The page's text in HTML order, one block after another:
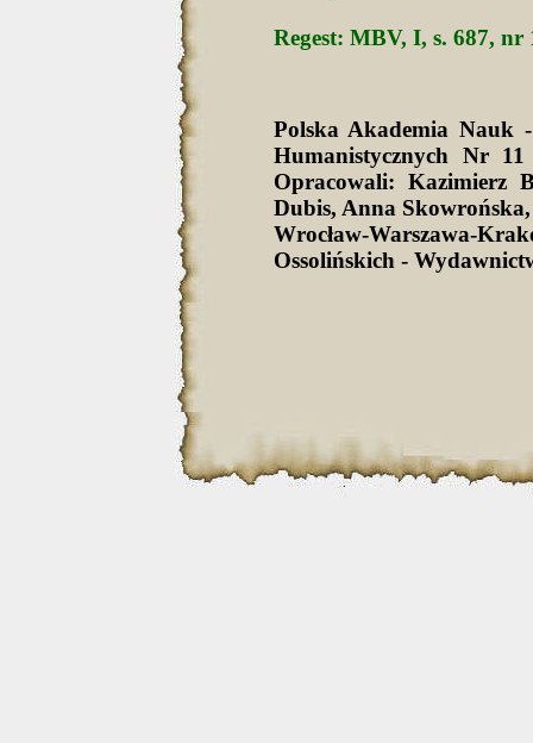
Regest: MBV, I, s. 687, nr
Polska Akademia Nauk
Humanistycznych Nr
Opracowali: Kazimierz
Dubis, Anna
Wrocław-Warszawa-
Ossolińskich -